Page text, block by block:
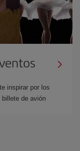
inspirar por los
de avión